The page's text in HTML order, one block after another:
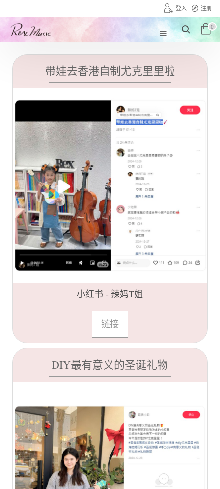
登入 注册
0
带娃去香港自制尤克里里啦
小红书 - 辣妈T姐
链接
DIY最有意义的圣诞礼物